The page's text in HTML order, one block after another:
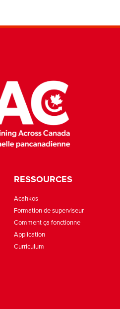
RESSOURCES
Acahkos
Formation de superviseur
Comment ça fonctionne
Application
Curriculum